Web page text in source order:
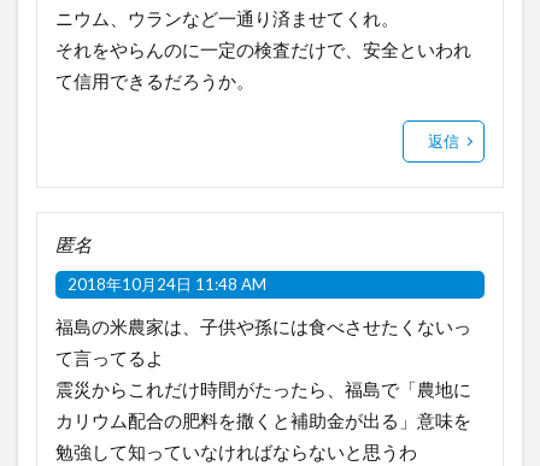
ニウム、ウランなど一通り済ませてくれ。
それをやらんのに一定の検査だけで、安全といわれ
て信用できるだろうか。
返信
匿名
2018年10月24日 11:48 AM
福島の米農家は、子供や孫には食べさせたくないっ
て言ってるよ
震災からこれだけ時間がたったら、福島で「農地に
カリウム配合の肥料を撒くと補助金が出る」意味を
勉強して知っていなければならないと思うわ